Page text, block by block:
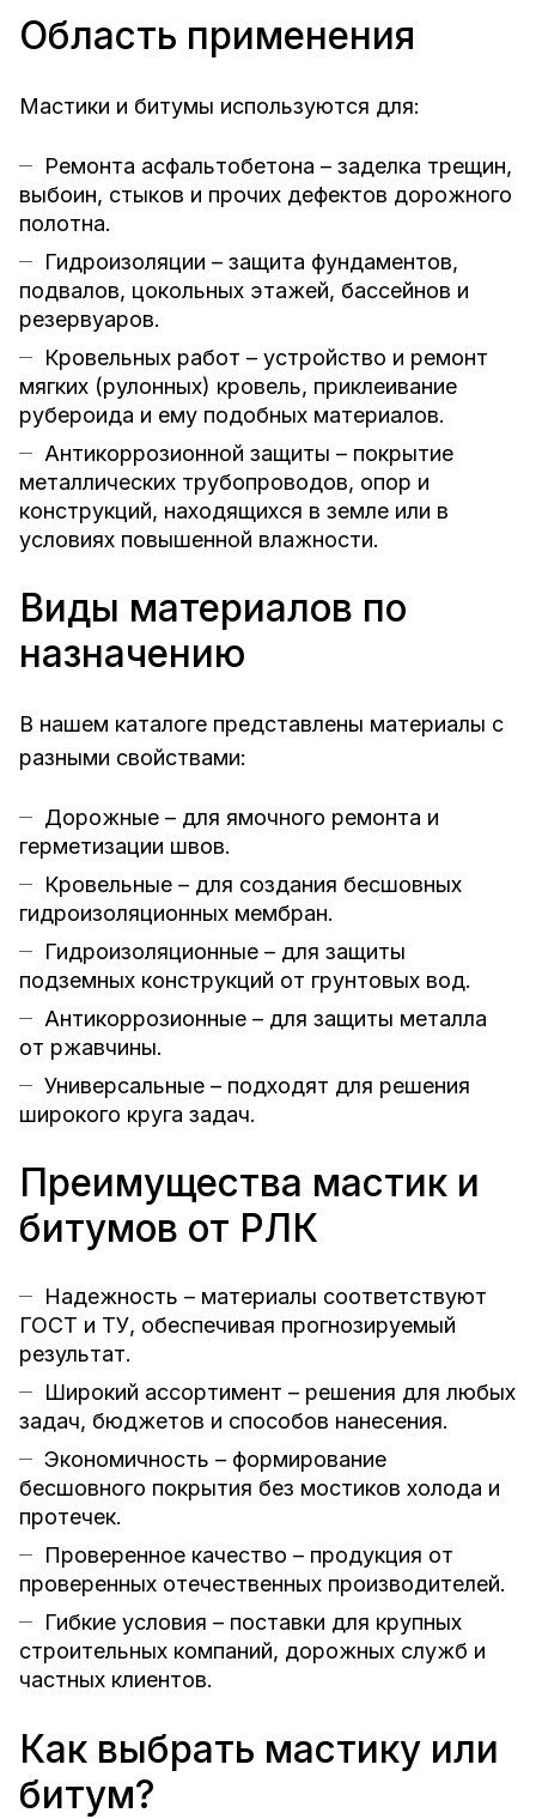
Область применения
Мастики и битумы используются для:
Ремонта асфальтобетона – заделка трещин,
выбоин, стыков и прочих дефектов дорожного
полотна.
Гидроизоляции – защита фундаментов,
подвалов, цокольных этажей, бассейнов и
резервуаров.
Кровельных работ – устройство и ремонт
мягких (рулонных) кровель, приклеивание
рубероида и ему подобных материалов.
Антикоррозионной защиты – покрытие
металлических трубопроводов, опор и
конструкций, находящихся в земле или в
условиях повышенной влажности.
Виды материалов по
назначению
В нашем каталоге представлены материалы с
разными свойствами:
Дорожные – для ямочного ремонта и
герметизации швов.
Кровельные – для создания бесшовных
гидроизоляционных мембран.
Гидроизоляционные – для защиты
подземных конструкций от грунтовых вод.
Антикоррозионные – для защиты металла
от ржавчины.
Универсальные – подходят для решения
широкого круга задач.
Преимущества мастик и
битумов от РЛК
Надежность – материалы соответствуют
ГОСТ и ТУ, обеспечивая прогнозируемый
результат.
Широкий ассортимент – решения для любых
задач, бюджетов и способов нанесения.
Экономичность – формирование
бесшовного покрытия без мостиков холода и
протечек.
Проверенное качество – продукция от
проверенных отечественных производителей.
Гибкие условия – поставки для крупных
строительных компаний, дорожных служб и
частных клиентов.
Как выбрать мастику или
битум?